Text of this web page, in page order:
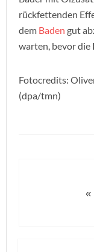
rückfettenden
dem Baden gut
warten, bevor die
Fotocredits:
(dpa/tmn)
«